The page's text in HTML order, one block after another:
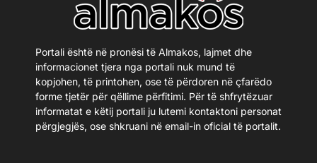
Portali është në pronësi të Almakos, lajmet dhe
informacionet tjera nga portali nuk mund të
kopjohen, të printohen, ose të përdoren në çfarëdo
forme tjetër për qëllime përfitimi. Për të shfrytëzuar
informatat e këtij portali ju lutemi kontaktoni personat
përgjegjës, ose shkruani në email-in oficial të portalit.